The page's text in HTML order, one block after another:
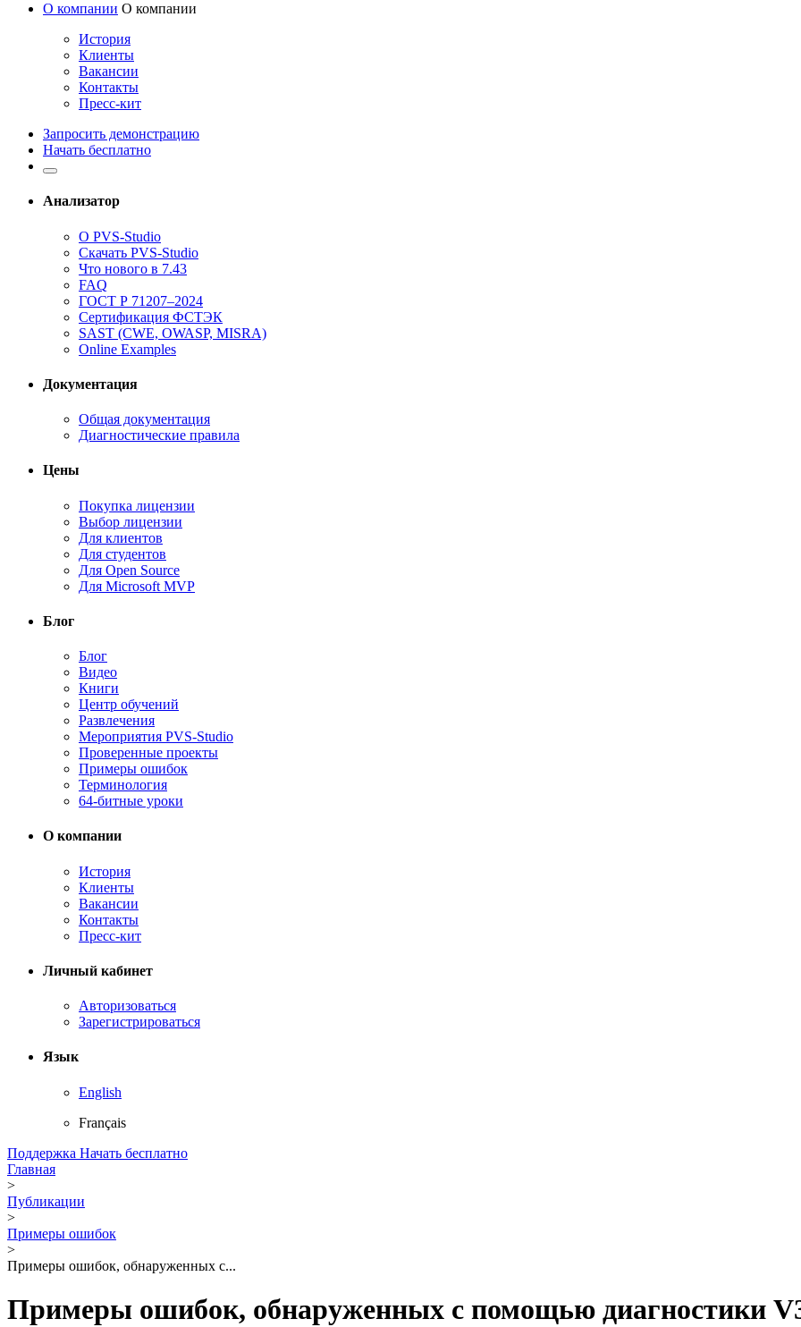
О компании О компании
История
Клиенты
Вакансии
Контакты
Пресс-кит
Запросить демонстрацию
Начать бесплатно
Анализатор
О PVS-Studio
Скачать PVS-Studio
Что нового в 7.43
FAQ
ГОСТ Р 71207–2024
Сертификация ФСТЭК
SAST (CWE, OWASP, MISRA)
Online Examples
Документация
Общая документация
Диагностические правила
Цены
Покупка лицензии
Выбор лицензии
Для клиентов
Для студентов
Для Open Source
Для Microsoft MVP
Блог
Блог
Видео
Книги
Центр обучений
Развлечения
Мероприятия PVS-Studio
Проверенные проекты
Примеры ошибок
Терминология
64-битные уроки
О компании
История
Клиенты
Вакансии
Контакты
Пресс-кит
Личный кабинет
Авторизоваться
Зарегистрироваться
Язык
English
Français
Поддержка Начать бесплатно
Главная
>
Публикации
>
Примеры ошибок
>
Примеры ошибок, обнаруженных с...
Примеры ошибок, обнаруженных с помощью диагностики